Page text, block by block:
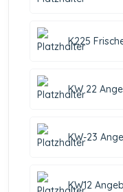
K225
KW 22
KW-23
KW12